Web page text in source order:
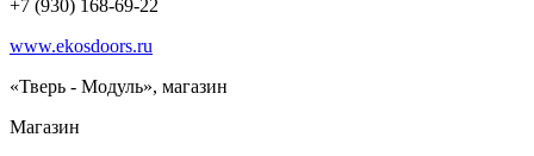
+7 (930) 168-69-22
www.ekosdoors.ru
«Тверь - Модуль», магазин
Магазин